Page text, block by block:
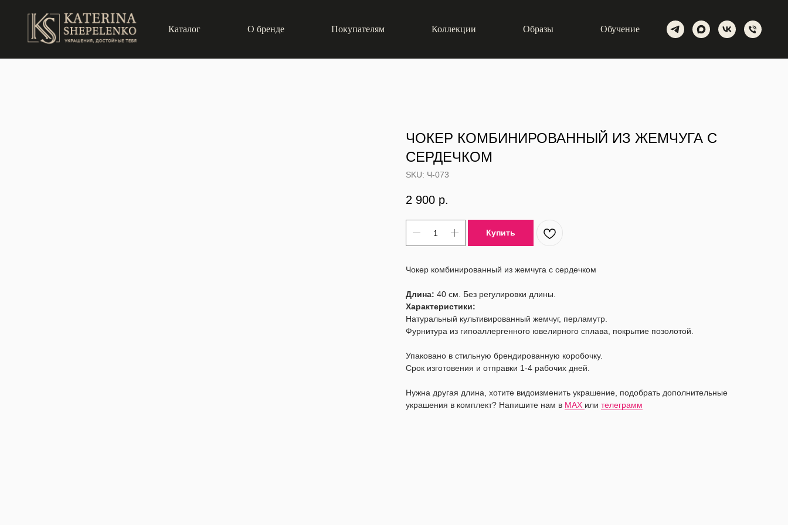
Каталог О бренде Покупателям Коллекции Образы Обучение
ЧОКЕР КОМБИНИРОВАННЫЙ ИЗ ЖЕМЧУГА С
СЕРДЕЧКОМ
SKU: Ч-073
2 900 р.
Купить
Чокер комбинированный из жемчуга с сердечком
Длина: 40 см. Без регулировки длины.
Характеристики:
Натуральный культивированный жемчуг, перламутр.
Фурнитура из гипоаллергенного ювелирного сплава, покрытие позолотой.
Упаковано в стильную брендированную коробочку.
Срок изготовения и отправки 1-4 рабочих дней.
Нужна другая длина, хотите видоизменить украшение, подобрать дополнительные
украшения в комплект? Напишите нам в MAX или телеграмм